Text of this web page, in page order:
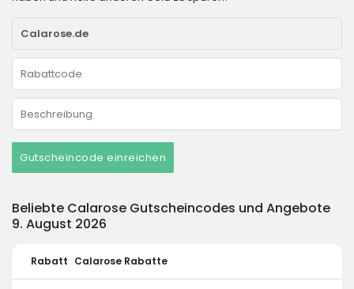
Gutscheincode einreichen
Beliebte Calarose Gutscheincodes und Angebote
9. August 2026
Rabatt Calarose Rabatte